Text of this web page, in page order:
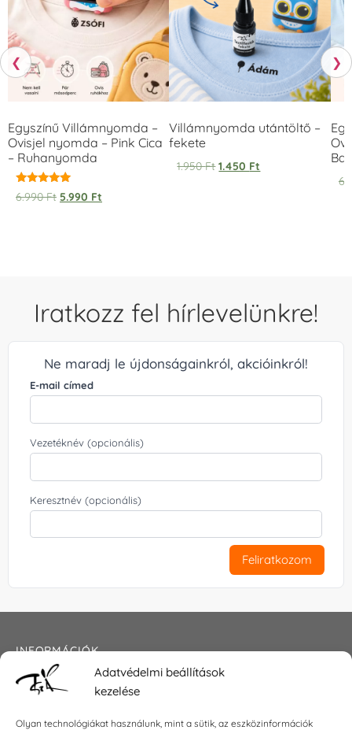
Adatvédelmi beállítások
kezelése
Olyan technológiákat használunk, mint a sütik, az eszközinformációk
❮
Egyszínű Villámnyomda –
Ovisjel nyomda – Pink Cica
– Ruhanyomda
Értékelés:
5.00
6.990Ft 5.990 Ft
Villámnyomda utántöltő –
fekete
1.950Ft 1.450 Ft
❯
Iratkozz fel hírlevelünkre!
Ne maradj le újdonságainkról, akcióinkról!
E-mail címed
Vezetéknév (opcionális)
Keresztnév (opcionális)
Feliratkozom
INFORMÁCIÓK
Általános szerződési feltételek
Impresszum